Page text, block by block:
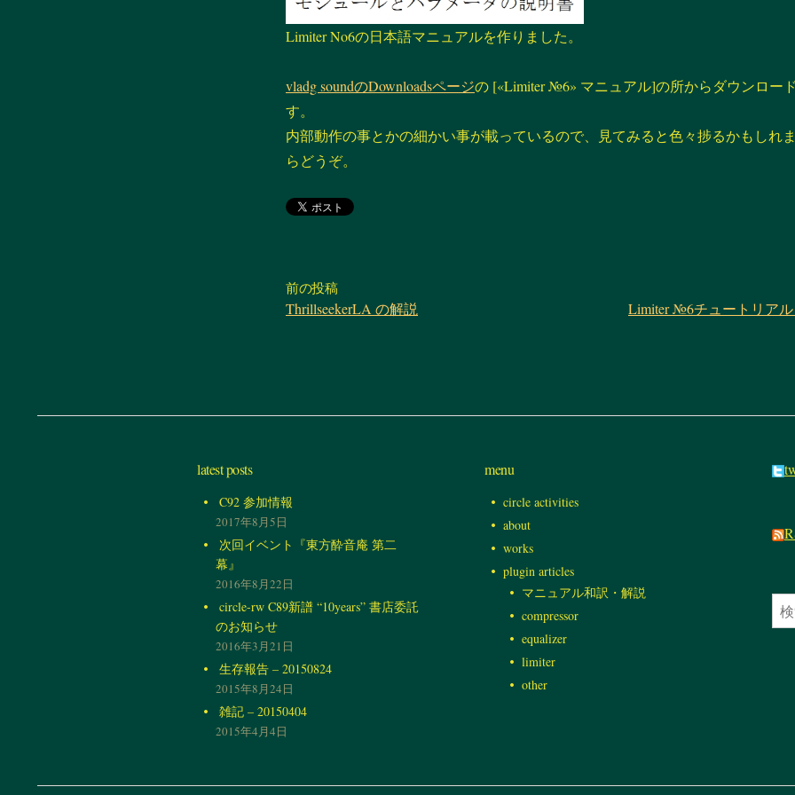
Limiter No6の日本語マニュアルを作りました。
vladg soundのDownloadsページの [«Limiter №6» マニュアル]の所からダウンロー
す。
内部動作の事とかの細かい事が載っているので、見てみると色々捗るかもしれ
らどうぞ。
前の投稿
ThrillseekerLA の解説
Limiter №6チュートリア
latest posts
C92 参加情報
2017年8月5日
次回イベント『東方酔音庵 第二
幕』
2016年8月22日
circle-rw C89新譜 “10years” 書店委託
のお知らせ
2016年3月21日
生存報告 – 20150824
2015年8月24日
雑記 – 20150404
2015年4月4日
menu
circle activities
about
works
plugin articles
マニュアル和訳・解説
compressor
equalizer
limiter
other
検
索: